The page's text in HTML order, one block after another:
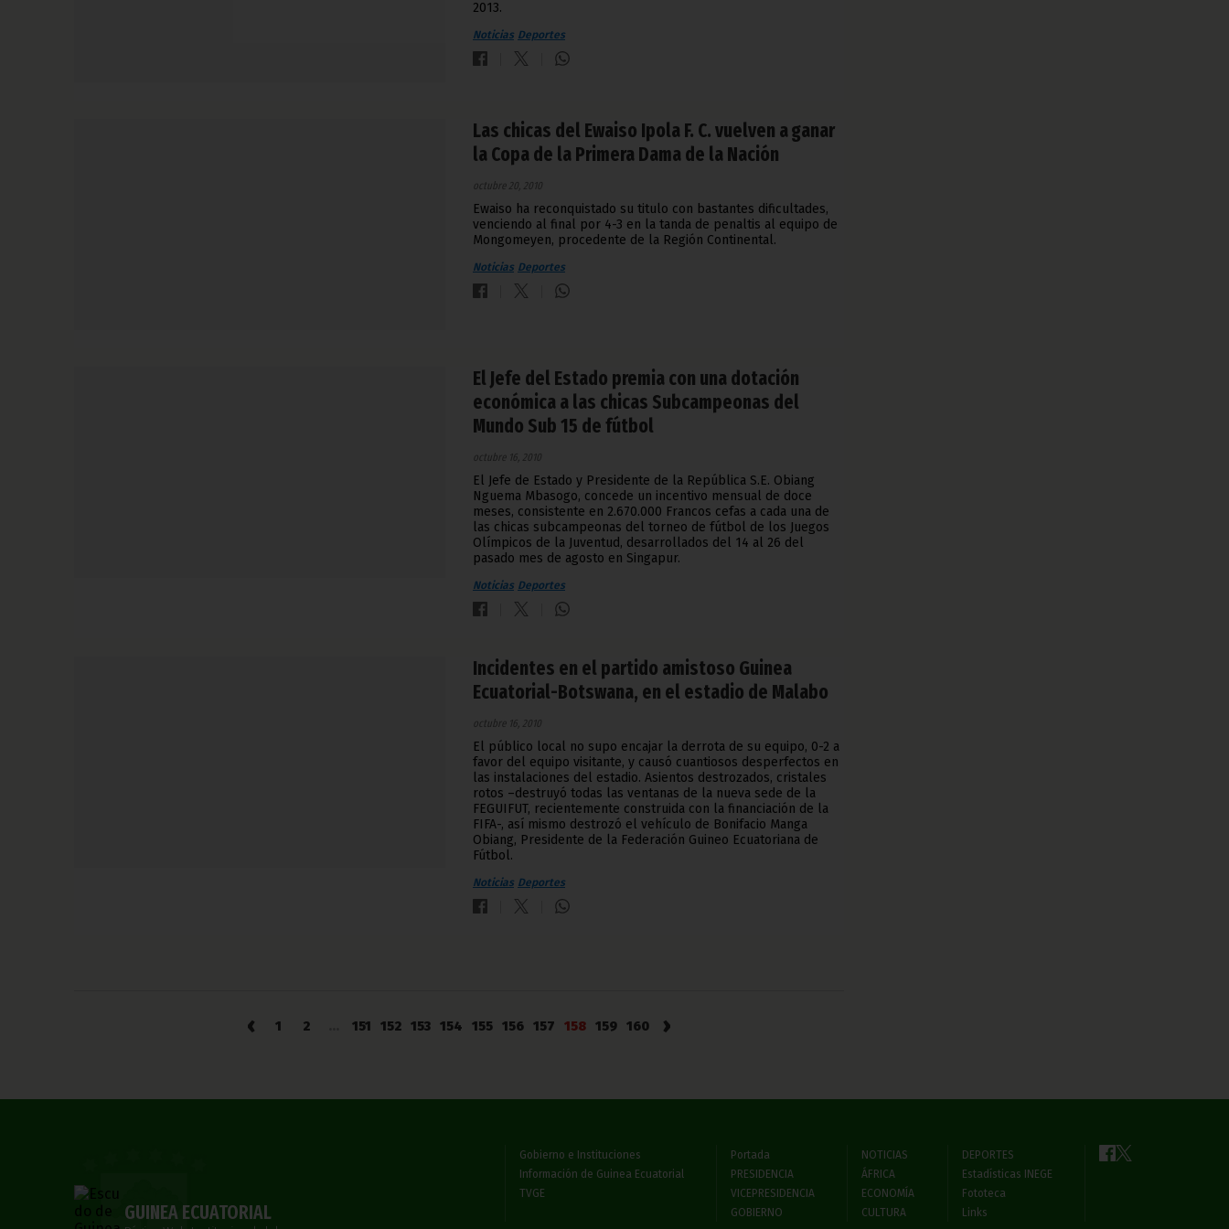
2013.
Noticias Deportes
Las chicas del Ewaiso Ipola F. C. vuelven a ganar
la Copa de la Primera Dama de la Nación
octubre 20, 2010
Ewaiso ha reconquistado su titulo con bastantes dificultades,
venciendo al final por 4-3 en la tanda de penaltis al equipo de
Mongomeyen, procedente de la Región Continental.
Noticias Deportes
El Jefe del Estado premia con una dotación
económica a las chicas Subcampeonas del
Mundo Sub 15 de fútbol
octubre 16, 2010
El Jefe de Estado y Presidente de la República S.E. Obiang
Nguema Mbasogo, concede un incentivo mensual de doce
meses, consistente en 2.670.000 Francos cefas a cada una de
las chicas subcampeonas del torneo de fútbol de los Juegos
Olímpicos de la Juventud, desarrollados del 14 al 26 del
pasado mes de agosto en Singapur.
Noticias Deportes
Incidentes en el partido amistoso Guinea
Ecuatorial-Botswana, en el estadio de Malabo
octubre 16, 2010
El público local no supo encajar la derrota de su equipo, 0-2 a
favor del equipo visitante, y causó cuantiosos desperfectos en
las instalaciones del estadio. Asientos destrozados, cristales
rotos –destruyó todas las ventanas de la nueva sede de la
FEGUIFUT, recientemente construida con la financiación de la
FIFA-, así mismo destrozó el vehículo de Bonifacio Manga
Obiang, Presidente de la Federación Guineo Ecuatoriana de
Fútbol.
Noticias Deportes
‹ 1 2 151 152 153 154 155 156 157 158 159 160 ›
GUINEA ECUATORIAL
Gobierno e Instituciones
Información de Guinea Ecuatorial
TVGE
Portada
PRESIDENCIA
VICEPRESIDENCIA
GOBIERNO
NOTICIAS
ÁFRICA
ECONOMÍA
CULTURA
DEPORTES
Estadísticas INEGE
Fototeca
Links